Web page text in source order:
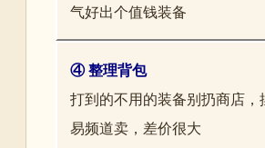
气好出个值钱装备
④ 整理背包
打到的不用的装备别扔商店，
易频道卖，差价很大